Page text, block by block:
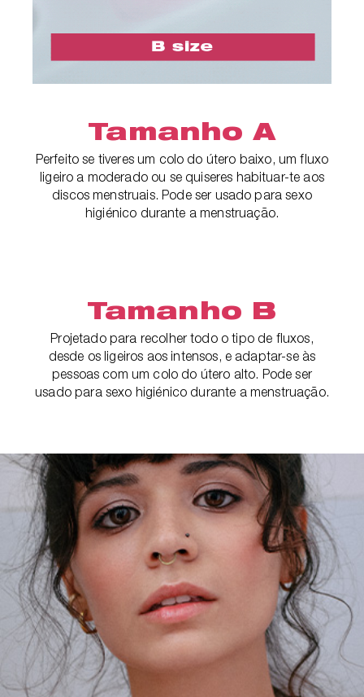
Tamanho A
Perfeito se tiveres um colo do útero baixo, um fluxo
ligeiro a moderado ou se quiseres habituar-te aos
discos menstruais. Pode ser usado para sexo
higiénico durante a menstruação.
Tamanho B
Projetado para recolher todo o tipo de fluxos,
desde os ligeiros aos intensos, e adaptar-se às
pessoas com um colo do útero alto. Pode ser
usado para sexo higiénico durante a menstruação.